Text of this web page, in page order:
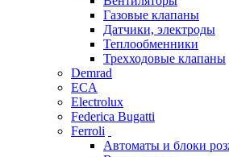
Газовые клапаны
Датчики, электроды
Теплообменники
Трехходовые клапаны
Demrad
ECA
Electrolux
Federica Bugatti
Ferroli
Автоматы и блоки